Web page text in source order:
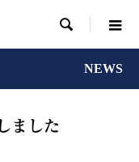

NEWS
ました